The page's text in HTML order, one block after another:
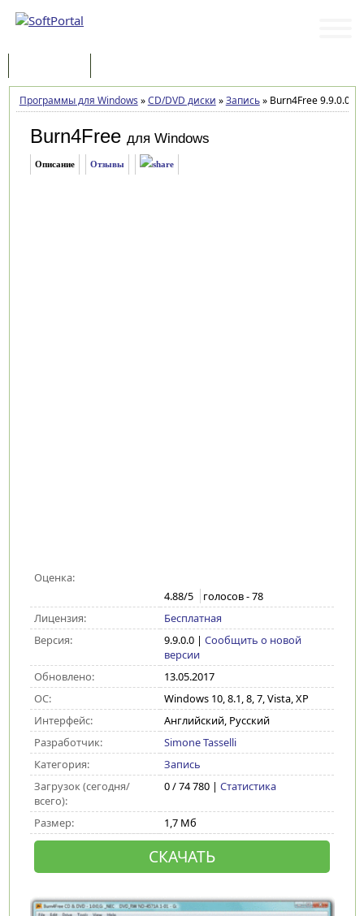
Программы для Windows »CD/DVD диски »Запись»Burn4Free 9.9.0.0
Burn4Free для Windows
Описание Отзывы
Оценка:
4.88/5 голосов -78
Лицензия:
Бесплатная
Версия:
9.9.0.0| Сообщить о новой
версии
Обновлено:
13.05.2017
ОС:
Windows 10, 8.1, 8, 7, Vista, XP
Интерфейс:
Английский, Русский
Разработчик:
Simone Tasselli
Категория:
Запись
Загрузок (сегодня/
всего):
0 / 74 780 | Статистика
Размер: 1,7 Мб
СКАЧАТЬ